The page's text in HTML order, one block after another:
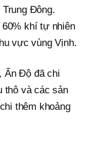
Đông.
60% khí tự nhiên
vực vùng Vịnh.
Ấn Độ đã chi
thô và các sản
thêm khoảng